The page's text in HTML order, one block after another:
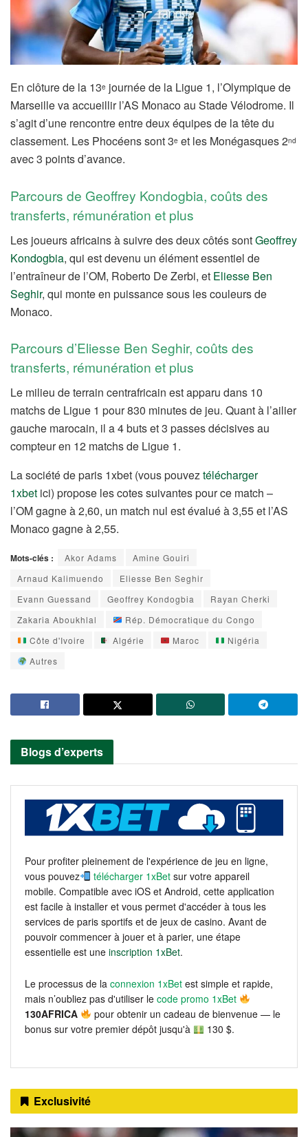
En clôture de la 13e journée de la Ligue 1, l’Olympique de
Marseille va accueillir l’AS Monaco au Stade Vélodrome. Il
s’agit d’une rencontre entre deux équipes de la tête du
classement. Les Phocéens sont 3e et les Monégasques 2nd
avec 3 points d’avance.
Parcours de Geoffrey Kondogbia, coûts des
transferts, rémunération et plus
Les joueurs africains à suivre des deux côtés sontGeoffrey
Kondogbia, qui est devenu un élément essentiel de
l’entraîneur de l’OM, Roberto De Zerbi, et Eliesse Ben
Seghir, qui monte en puissance sous les couleurs de
Monaco.
Parcours d’Eliesse Ben Seghir, coûts des
transferts, rémunération et plus
Le milieu de terrain centrafricain est apparu dans 10
matchs de Ligue 1 pour 830 minutes de jeu. Quant à l’ailier
gauche marocain, il a 4 buts et 3 passes décisives au
compteur en 12 matchs de Ligue 1.
La société de paris 1xbet (vous pouveztélécharger
1xbet ici) propose les cotes suivantes pour ce match –
l’OM gagne à 2,60, un match nul est évalué à 3,55 et l’AS
Monaco gagne à 2,55.
Mots-clés : Akor Adams
Amine Gouiri
Arnaud Kalimuendo
Eliesse Ben Seghir
Evann Guessand
Geoffrey Kondogbia
Rayan Cherki
Zakaria Aboukhlal
Rép. Démocratique du Congo
Côte d'Ivoire
Algérie Maroc
Nigéria
Autres
Blogs d’experts
Pour profiter pleinement de l'expérience de jeu en ligne,
vous pouvez
télécharger 1xBet sur votre appareil
mobile. Compatible avec iOS et Android, cette application
est facile à installer et vous permet d'accéder à tous les
services de paris sportifs et de jeux de casino. Avant de
pouvoir commencer à jouer et à parier, une étape
essentielle est une inscription 1xBet.
Le processus de la connexion 1xBet est simple et rapide,
mais n’oubliez pas d'utiliser le code promo 1xBet
130AFRICA
pour obtenir un cadeau de bienvenue — le
bonus sur votre premier dépôt jusqu'à
130 $.
Exclusivité